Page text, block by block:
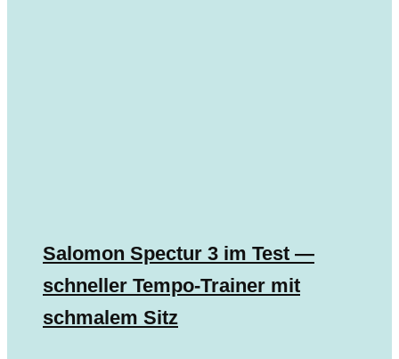
Salomon Spectur 3 im Test —
schneller Tempo-Trainer mit
schmalem Sitz